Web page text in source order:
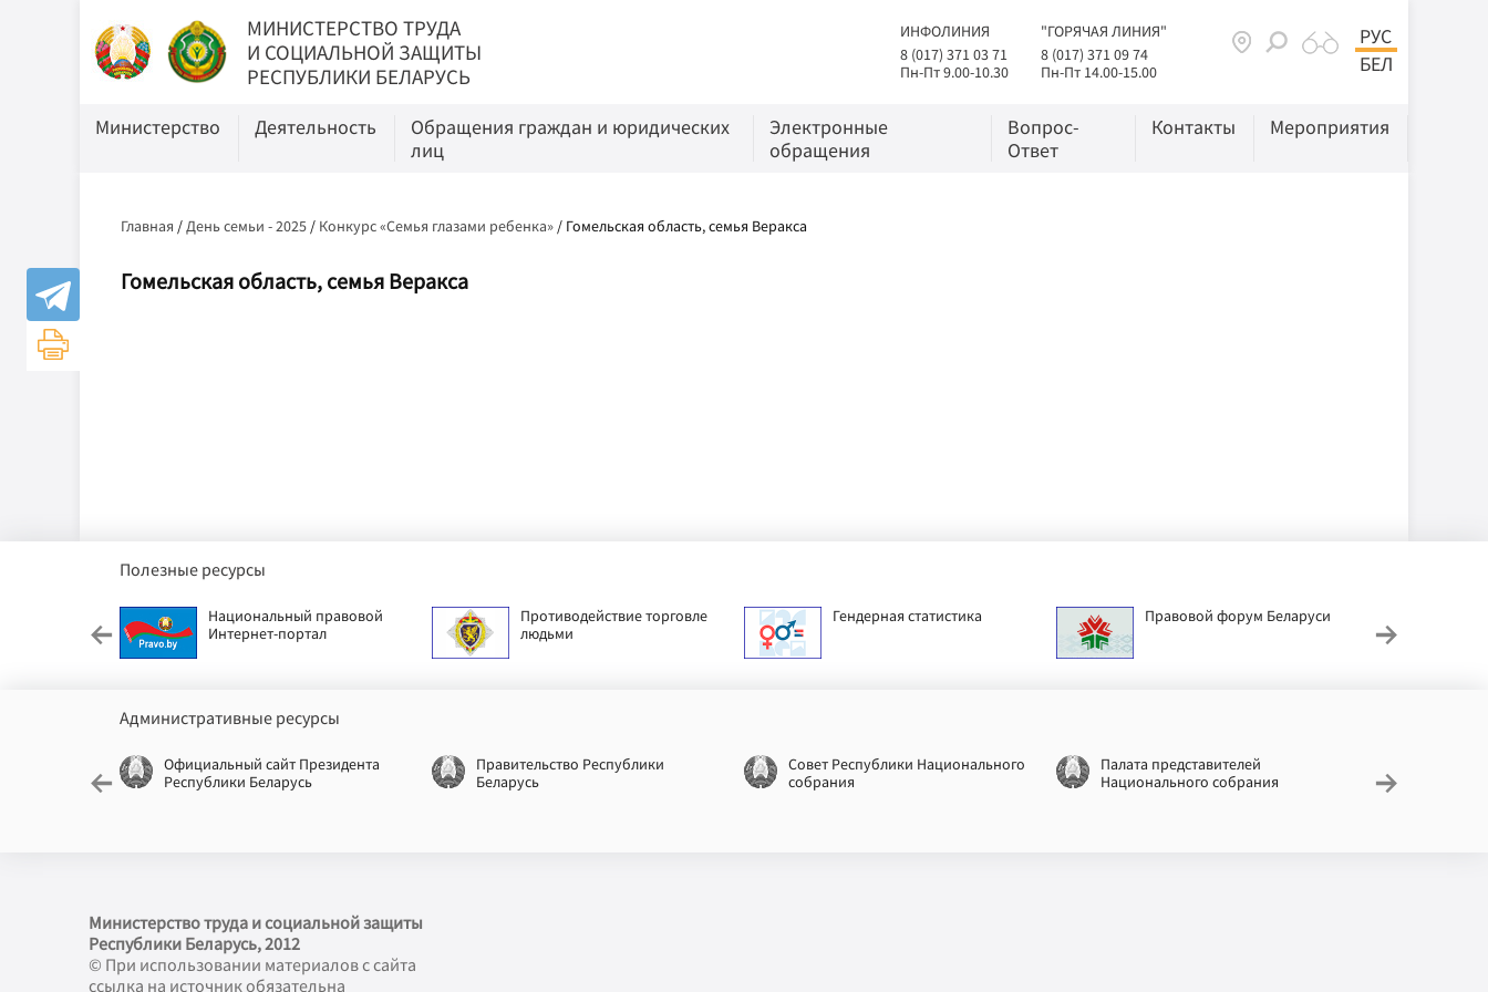
МИНИСТЕРСТВО ТРУДА
И СОЦИАЛЬНОЙ ЗАЩИТЫ
РЕСПУБЛИКИ БЕЛАРУСЬ
ИНФОЛИНИЯ
8 (017) 371 03 71
Пн-Пт 9.00-10.30
"ГОРЯЧАЯ ЛИНИЯ"
8 (017) 371 09 74
Пн-Пт 14.00-15.00
РУС
БЕЛ
Министерство Деятельность
Обращения граждан и юридических
лиц
Электронные
обращения
Вопрос-
Ответ
Контакты Мероприятия
Главная /День семьи - 2025 / Конкурс «Семья глазами ребенка» / Гомельская область, семья Веракса
Гомельская область, семья Веракса
Полезные ресурсы
Национальный правовой
Интернет-портал
Противодействие торговле
людьми
Гендерная статистика Правовой форум Беларуси
Административные ресурсы
Официальный сайт Президента
Республики Беларусь
Правительство Республики
Беларусь
Совет Республики Национального
собрания
Палата представителей
Национального собрания
Министерство труда и социальной защиты
Республики Беларусь, 2012
© При использовании материалов с сайта
ссылка на источник обязательна